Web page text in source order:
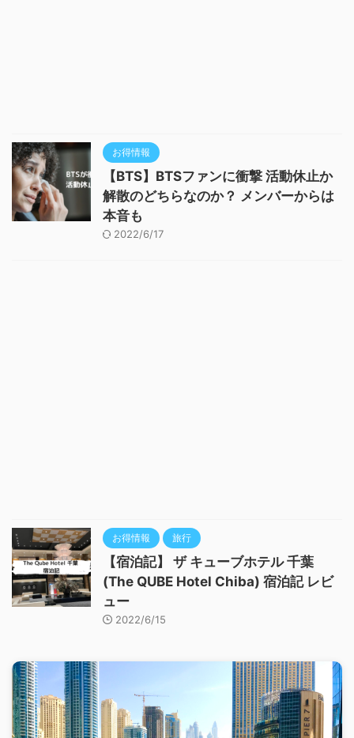
お得情報
【BTS】BTSファンに衝撃 活動休止か
解散のどちらなのか？ メンバーからは
本音も
2022/6/17
お得情報 旅行
【宿泊記】 ザ キューブホテル 千葉
(The QUBE Hotel Chiba) 宿泊記 レビ
ュー
2022/6/15